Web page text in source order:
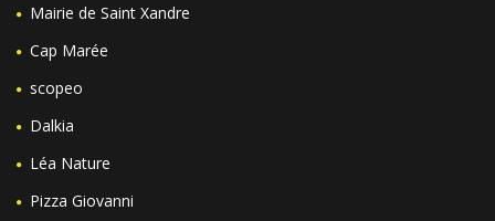
Mairie de Saint Xandre
Cap Marée
scopeo
Dalkia
Léa Nature
Pizza Giovanni